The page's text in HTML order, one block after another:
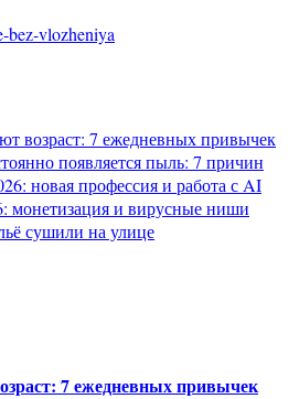
возраст: 7 ежедневных привычек
появляется пыль: 7 причин
новая профессия и работа с AI
монетизация и вирусные ниши
сушили на улице
7 ежедневных привычек